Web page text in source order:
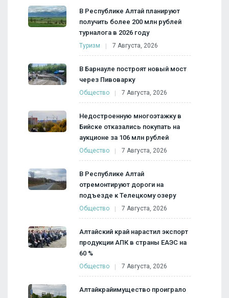
В Республике Алтай планируют
получить более 200 млн рублей
турналога в 2026 году
Туризм 7 Августа, 2026
В Барнауле построят новый мост
через Пивоварку
Общество 7 Августа, 2026
Недостроенную многоэтажку в
Бийске отказались покупать на
аукционе за 106 млн рублей
Общество 7 Августа, 2026
В Республике Алтай
отремонтируют дороги на
подъезде к Телецкому озеру
Общество 7 Августа, 2026
Алтайский край нарастил экспорт
продукции АПК в страны ЕАЭС на
60 %
Общество 7 Августа, 2026
Алтайкрайимущество проиграло